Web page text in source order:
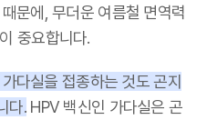
문에, 무더운 여름철 면역력
중요합니다.
다실을 접종하는 것도 곤지
다. HPV 백신인 가다실은 곤